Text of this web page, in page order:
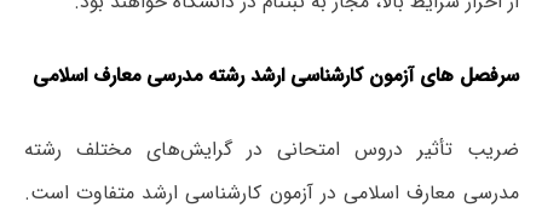
سرفصل های آزمون کارشناسی ارشد رشته مدرسی معارف اسلامی
ضریب تأثیر دروس امتحانی در گرایش‌های مختلف رشته
مدرسی معارف اسلامی در آزمون کارشناسی ارشد متفاوت است.